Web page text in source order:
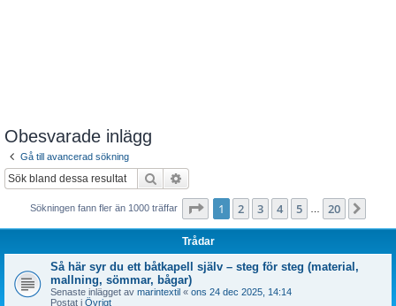
Obesvarade inlägg
Gå till avancerad sökning
Sök
Sökningen fann fler än 1000 träffar Sida av 20
1 2 3 4 5 20
Trådar
Så här syr du ett båtkapell själv – steg för steg (material,
mallning, sömmar, bågar)
Senaste inlägget av marintextil « ons 24 dec 2025, 14:14
Postat i Övrigt